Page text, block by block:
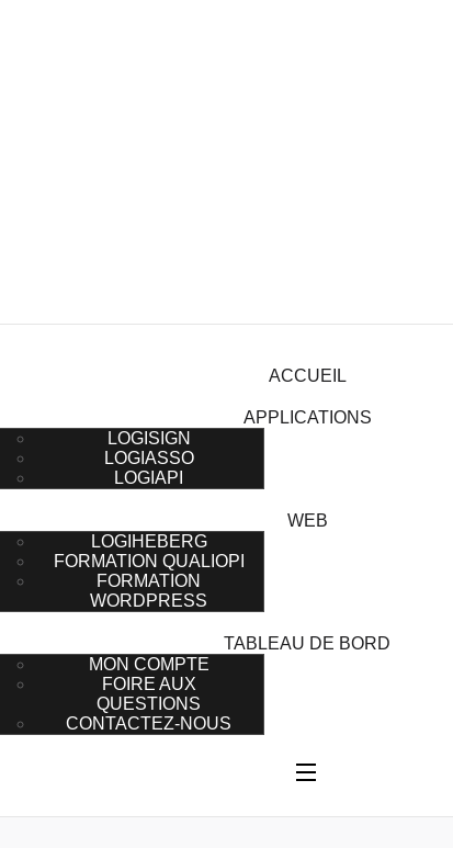
ACCUEIL
APPLICATIONS
LOGISIGN
LOGIASSO
LOGIAPI
WEB
LOGIHEBERG
FORMATION QUALIOPI
FORMATION
WORDPRESS
TABLEAU DE BORD
MON COMPTE
FOIRE AUX
QUESTIONS
CONTACTEZ-NOUS